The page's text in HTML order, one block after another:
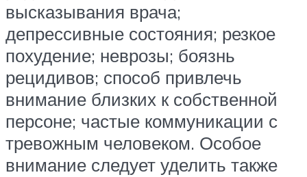
высказывания врача;
депрессивные состояния; резкое
похудение; неврозы; боязнь
рецидивов; способ привлечь
внимание близких к собственной
персоне; частые коммуникации с
тревожным человеком. Особое
внимание следует уделить также